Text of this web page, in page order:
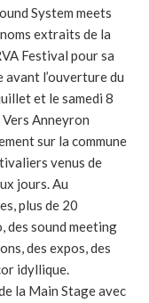
System meets
extraits de la
Festival pour sa
avant l’ouverture du
et le samedi 8
Anneyron
sur la commune
venus de
jours. Au
plus de 20
des sound meeting
des expos, des
idyllique.
la Main Stage avec